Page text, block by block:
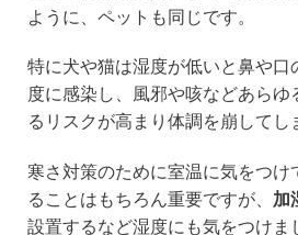
ように、ペットも同じです。
特に犬や猫は湿度が低いと鼻や口
度に感染し、風邪や咳などあらゆ
るリスクが高まり体調を崩してし
寒さ対策のために室温に気をつけ
ることはもちろん重要ですが、 加
設置するなど湿度にも気をつけま